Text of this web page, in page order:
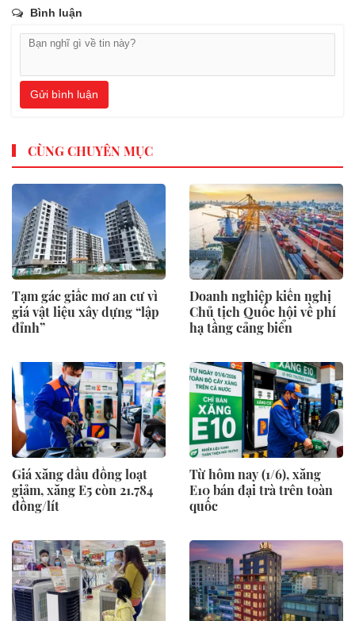
Bình luận
Gửi bình luận
CÙNG CHUYÊN MỤC
Tạm gác giấc mơ an cư vì
giá vật liệu xây dựng “lập
đỉnh”
Doanh nghiệp kiến nghị
Chủ tịch Quốc hội về phí
hạ tầng cảng biển
Giá xăng dầu đồng loạt
giảm, xăng E5 còn 21.784
đồng/lít
Từ hôm nay (1/6), xăng
E10 bán đại trà trên toàn
quốc